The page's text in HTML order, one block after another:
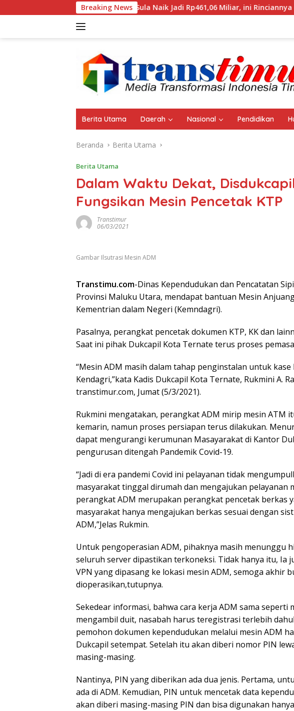
ke
Breaking News
Aset Pemda Sula Naik Jadi Rp461,06 Miliar, ini Rinciannya Polres
Berita Utama Daerah Nasional Pendidikan
Beranda Berita Utama
Berita Utama
Dalam Waktu Dekat,
Fungsikan Mesin Pencetak KTP
Transtimur
06/03/2021
Gambar Ilsutrasi Mesin ADM
Transtimu.com-Dinas Kependudukan dan Pencatatan
Provinsi Maluku Utara, mendapat bantuan Mesin
Kementrian dalam Negeri (Kemndagri).
Pasalnya, perangkat pencetak dokumen KTP, KK dan
Saat ini pihak Dukcapil Kota Ternate terus proses
“Mesin ADM masih dalam tahap penginstalan untuk
Kendagri,”kata Kadis Dukcapil Kota Ternate, Rukmini A.
transtimur.com, Jumat (5/3/2021).
Rukmini mengatakan, perangkat ADM mirip mesin ATM
kemarin, namun proses persiapan terus dilakukan.
dapat mengurangi kerumunan Masayarakat di Kantor
pengurusan ditengah Pandemik Covid-19.
“Jadi di era pandemi Covid ini pelayanan tidak
masyarakat tinggal dirumah dan mengajukan pelayanan
perangkat ADM merupakan perangkat pencetak berkas
masyarakat hanya mengajukan berkas sesuai dengan
ADM,”Jelas Rukmin.
Untuk pengoperasian ADM, pihaknya masih menunggu
seluruh server dipastikan terkoneksi. Tidak hanya itu, Ia
VPN yang dipasang ke lokasi mesin ADM, semoga akhir
dioperasikan,tutupnya.
Sekedear informasi, bahwa cara kerja ADM sama seperti
mengambil duit, nasabah harus teregistrasi terlebih
pemohon dokumen kependudukan melalui mesin ADM
Dukcapil setempat. Setelah itu akan diberi nomor PIN
masing-masing.
Nantinya, PIN yang diberikan ada dua jenis. Pertama,
ada di ADM. Kemudian, PIN untuk mencetak data
akan diberi masing-masing PIN dan bisa digunakan